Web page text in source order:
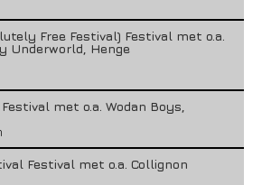
Free Festival) Festival met o.a.
Underworld, Henge
met o.a. Wodan Boys,
Festival met o.a. Collignon